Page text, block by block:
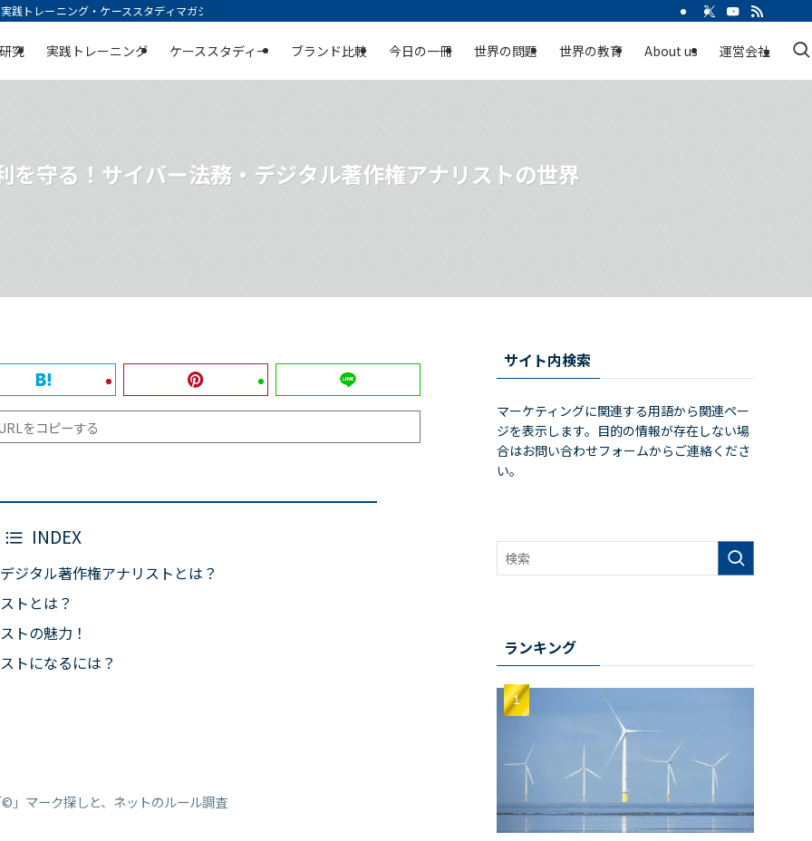
トレーニング・ケーススタディマガジン | 空庭
究 実践トレーニング ケーススタディー ブランド比較 今日の一冊 世界の問題 世界の教育 About us 運営会社
を守る！サイバー法務・デジタル著作権アナリストの世界
をコピーする
INDEX
ジタル著作権アナリストとは？
トとは？
トの魅力！
トになるには？
マーク探しと、ネットのルール調査
サイト内検索
マーケティングに関連する用語から関連ペー
ジを表示します。目的の情報が存在しない場
合はお問い合わせフォームからご連絡くださ
い。
ランキング